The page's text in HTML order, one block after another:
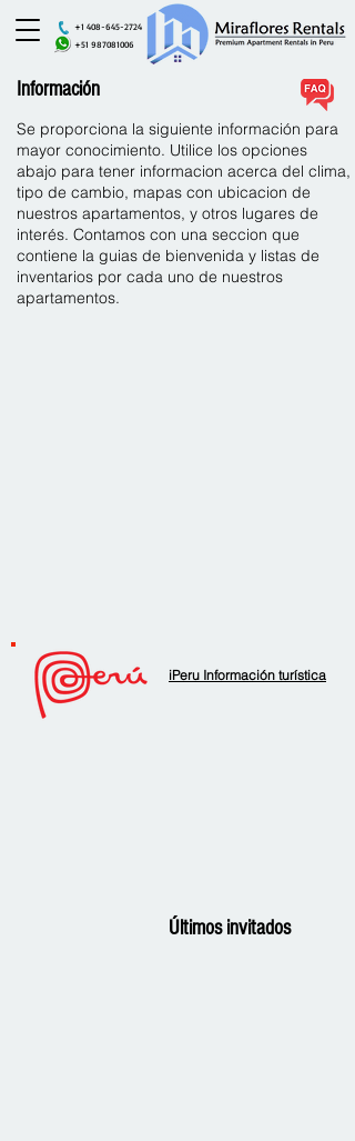
+1 408-645-2724
+51 987081006
Información
Se proporciona la siguiente información para
mayor conocimiento. Utilice los opciones
abajo para tener informacion acerca del clima,
tipo de cambio, mapas con ubicacion de
nuestros apartamentos, y otros lugares de
interés. Contamos con una seccion que
contiene la guias de bienvenida y listas de
inventarios por cada uno de nuestros
apartamentos.
iPeru Información turística
Últimos invitados